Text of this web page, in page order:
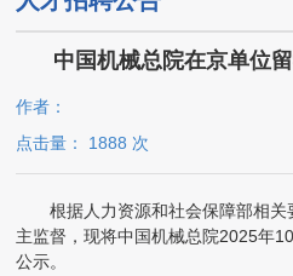
中国机械总院在京单位
作者：
点击量： 1888 次
根据人力资源和社会保障部相
主监督，现将中国机械总院2025年10
公示。